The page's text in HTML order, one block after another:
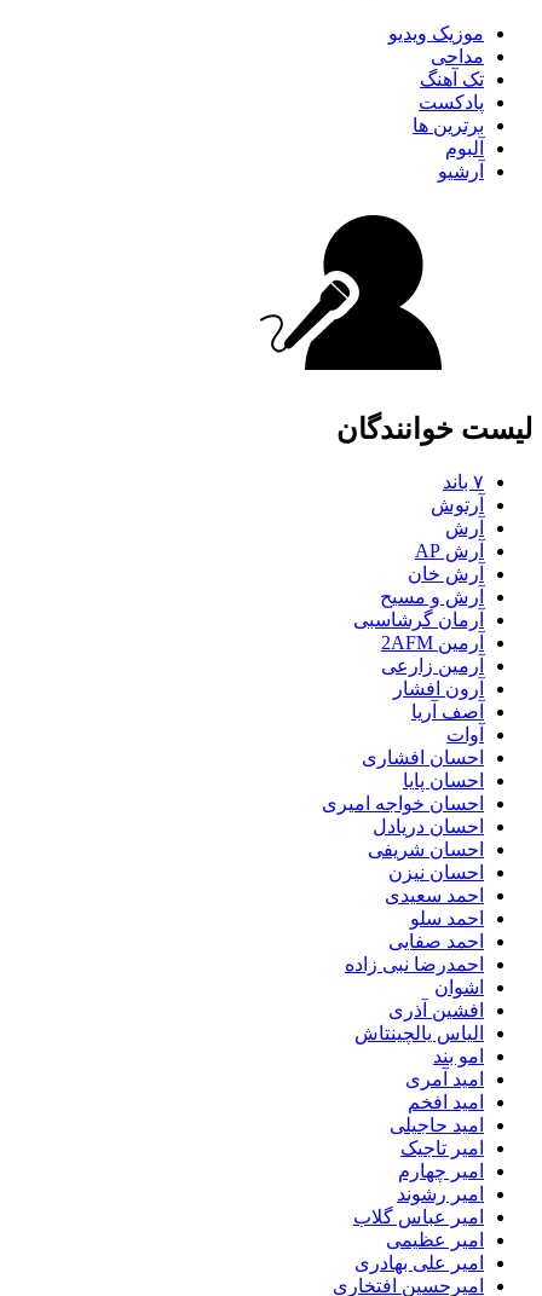
موزیک ویدیو
مداحی
تک آهنگ
پادکست
برترین ها
آلبوم
آرشیو
لیست خوانندگان
۷ باند
آرتوش
آرش
آرش AP
آرش خان
آرش و مسیح
آرمان گرشاسبی
آرمین 2AFM
آرمین زارعی
آرون افشار
آصف آریا
آوات
احسان افشاری
احسان پایا
احسان خواجه امیری
احسان دریادل
احسان شریفی
احسان نیزن
احمد سعیدی
احمد سلو
احمد صفایی
احمدرضا نبی زاده
اشوان
افشین آذری
الیاس یالچینتاش
امو بند
امید آمری
امید افخم
امید حاجیلی
امیر تاجیک
امیر چهارم
امیر رشوند
امیر عباس گلاب
امیر عظیمی
امیر علی بهادری
امیرحسین افتخاری